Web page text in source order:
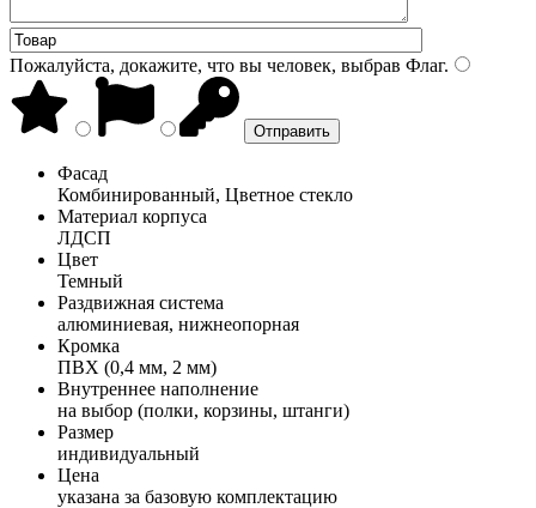
Пожалуйста, докажите, что вы человек, выбрав Флаг.
Фасад
Комбинированный, Цветное стекло
Материал корпуса
ЛДСП
Цвет
Темный
Раздвижная система
алюминиевая, нижнеопорная
Кромка
ПВХ (0,4 мм, 2 мм)
Внутреннее наполнение
на выбор (полки, корзины, штанги)
Размер
индивидуальный
Цена
указана за базовую комплектацию